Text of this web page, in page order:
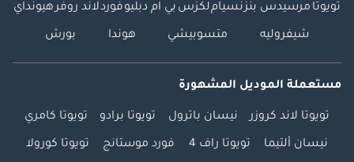
تويوتا مرسيدس بنزنسياملكزس بي ام دبليوفوردلاند روفرهيونداي
شيفروليه متسوبيشي هوندا بورش
مستعملة الموديل المشهورة
تويوتا لاند كروزر نيسان باترول تويوتا برادو تويوتا كامري
نيسان ألتيما تويوتا راف 4 فورد موستانج تويوتا كورولا